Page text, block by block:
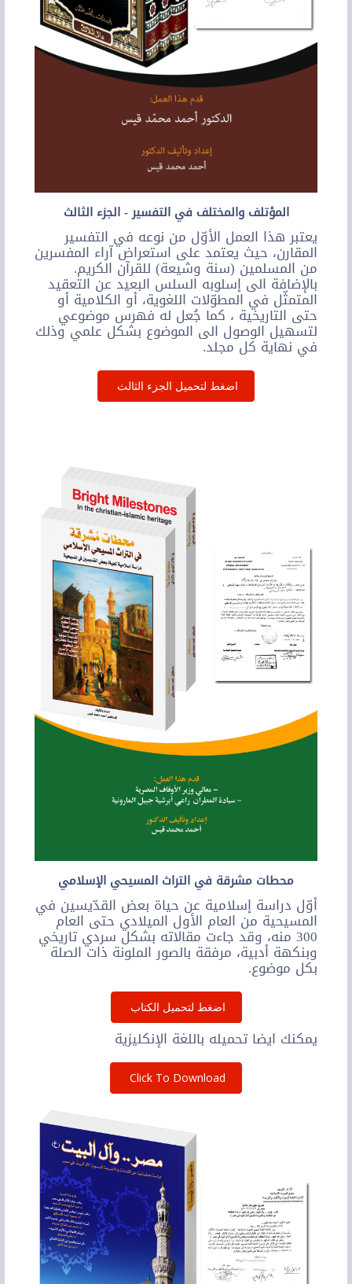
المؤتلف والمختلف في التفسير - الجزء الثالث
يعتبر هذا العمل الأوّل من نوعه في التفسير
المقارن، حيث يعتمد على استعراض آراء المفسرين
من المسلمين (سنة وشيعة) للقرآن الكريم.
بالإضافة الى إسلوبه السلس البعيد عن التعقيد
المتمثّل في المطوّلات اللغوية، أو الكلامية أو
حتى التاريخية ، كما جُعل له فهرس موضوعي
لتسهيل الوصول الى الموضوع بشكل علمي وذلك
في نهاية كل مجلد.
اضغط لتحميل الجزء الثالث
محطات مشرقة في التراث المسيحي الإسلامي
أوّل دراسة إسلامية عن حياة بعض القدّيسين في
المسيحية من العام الأول الميلادي حتى العام
300 منه، وقد جاءت مقالاته بشكل سردي تاريخي
وبنكهة أدبية، مرفقة بالصور الملونة ذات الصلة
بكل موضوع.
اضغط لتحميل الكتاب
يمكنك ايضا تحميله باللغة الإنكليزية
Click To Download